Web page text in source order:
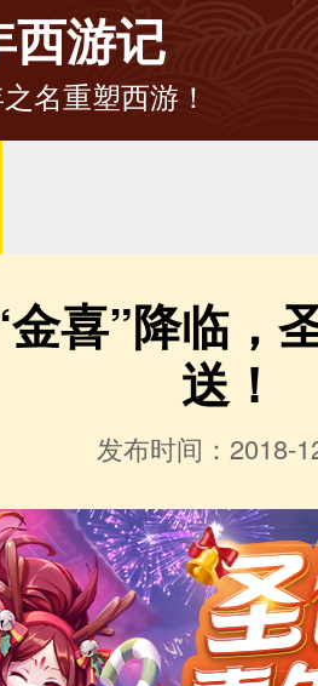
西游记
名重塑西游！
喜”降临，
送！
发布时间：2018-